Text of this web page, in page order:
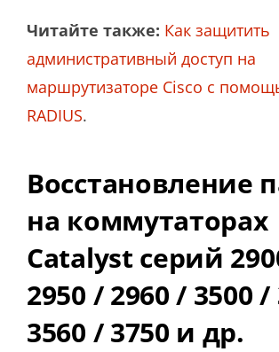
Читайте также: Как защитить
административный доступ на
маршрутизаторе Cisco с
RADIUS.
Восстановление
на коммутаторах
Catalyst серий
2950 / 2960 / 3500 /
3560 / 3750 и др.